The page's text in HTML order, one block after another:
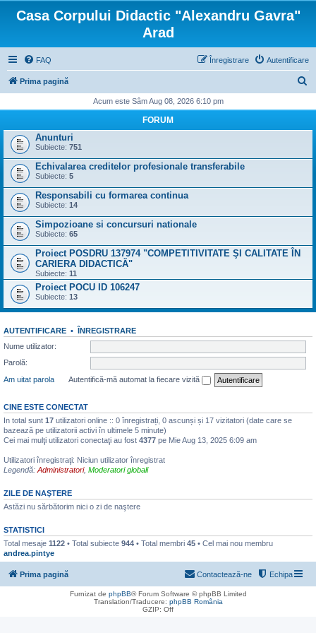
Casa Corpului Didactic "Alexandru Gavra"
Arad
FAQ Autentificare
Înregistrare
Prima pagină
t
Acum este Sâm Aug 08, 2026 6:10 pm
FORUM
Anunturi
Subiecte: 751
Echivalarea creditelor profesionale transferabile
Subiecte: 5
Responsabili cu formarea continua
Subiecte: 14
Simpozioane si concursuri nationale
Subiecte: 65
Proiect POSDRU 137974 "COMPETITIVITATE ŞI CALITATE ÎN
CARIERA DIDACTICĂ"
Subiecte: 11
Proiect POCU ID 106247
Subiecte: 13
AUTENTIFICARE • ÎNREGISTRARE
Nume utilizator:
Parolă:
Am uitat parola
Autentifică-mă automat la fiecare vizită
CINE ESTE CONECTAT
In total sunt 17 utilizatori online :: 0 înregistrați, 0 ascunși și 17 vizitatori (date care se
bazează pe utilizatorii activi în ultimele 5 minute)
Cei mai mulţi utilizatori conectaţi au fost 4377 pe Mie Aug 13, 2025 6:09 am
Utilizatori înregistraţi: Niciun utilizator înregistrat
Legendă: Administratori, Moderatori globali
ZILE DE NAŞTERE
Astăzi nu sărbătorim nici o zi de naştere
STATISTICI
Total mesaje 1122 • Total subiecte 944 • Total membri 45 • Cel mai nou membru
andrea.pintye
Prima pagină Echipa
Contactează-ne
Furnizat de phpBB® Forum Software © phpBB Limited
Translation/Traducere: phpBB România
GZIP: Off